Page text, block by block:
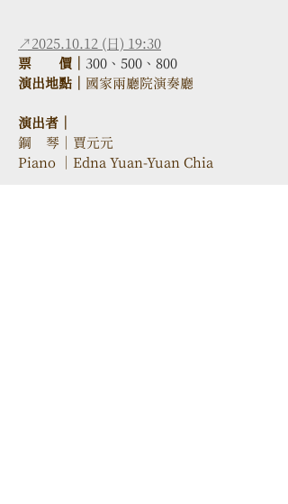
↗2025.10.12 (日) 19:30
票　　價｜ 300、500、800
演出地點｜
國家兩廳院演奏廳
演出者｜
鋼    琴｜賈元元
Piano ｜Edna Yuan-Yuan Chia